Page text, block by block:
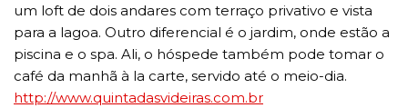
um loft de dois andares com terraço privativo e vista
para a lagoa. Outro diferencial é o jardim, onde estão a
piscina e o spa. Ali, o hóspede também pode tomar o
café da manhã à la carte, servido até o meio-dia.
http://www.quintadasvideiras.com.br